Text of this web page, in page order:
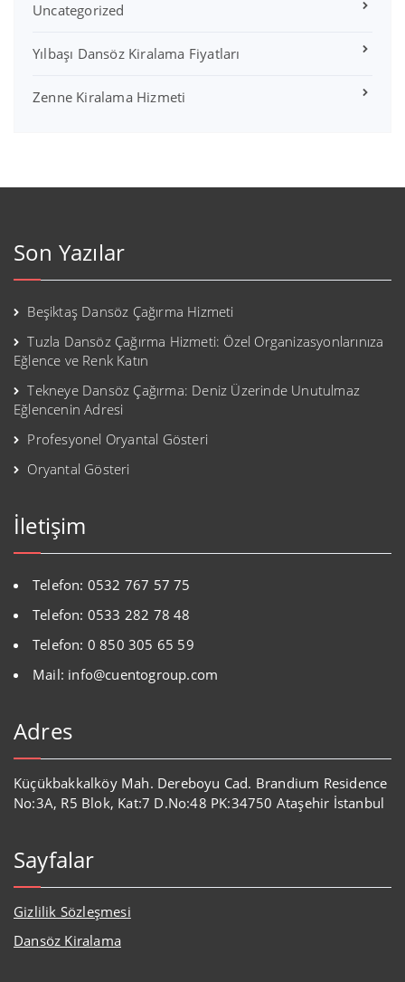
Uncategorized
Yılbaşı Dansöz Kiralama Fiyatları
Zenne Kiralama Hizmeti
Son Yazılar
Beşiktaş Dansöz Çağırma Hizmeti
Tuzla Dansöz Çağırma Hizmeti: Özel Organizasyonlarınıza
Eğlence ve Renk Katın
Tekneye Dansöz Çağırma: Deniz Üzerinde Unutulmaz
Eğlencenin Adresi
Profesyonel Oryantal Gösteri
Oryantal Gösteri
İletişim
Telefon: 0532 767 57 75
Telefon: 0533 282 78 48
Telefon: 0 850 305 65 59
Mail: info@cuentogroup.com
Adres
Küçükbakkalköy Mah. Dereboyu Cad. Brandium Residence
No:3A, R5 Blok, Kat:7 D.No:48 PK:34750 Ataşehir İstanbul
Sayfalar
Gizlilik Sözleşmesi
Dansöz Kiralama